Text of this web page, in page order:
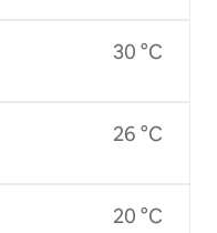
30 °C
26 °C
20 °C